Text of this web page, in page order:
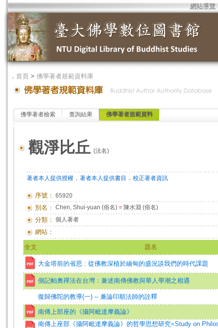
網站導覽
． 首頁 > 佛學著者規範資料庫
佛學著者檢索 查詢結果 佛學著者規範資料
觀淨比丘 (法名)
著者本人提供授權 ． 著者本人提供書目 ． 校正著者資訊
序號： 65920
別名： Chen, Shui-yuan (俗名) = 陳水淵 (俗名)
分類： 個人著者
網站：
全文 題名
大金塔前的省思 : 從佛教深植於緬甸的盛況談我們的時代課題
側記帕奧禪法在台灣：兼述南傳佛教與華人學潮之相遇
復歸佛陀的教導(一) -- 兼論印順法師的詮釋
南傳上部座的《攝阿毗達摩義論》
南傳上座部《攝阿毗達摩義論》的哲學思想研究=Study on